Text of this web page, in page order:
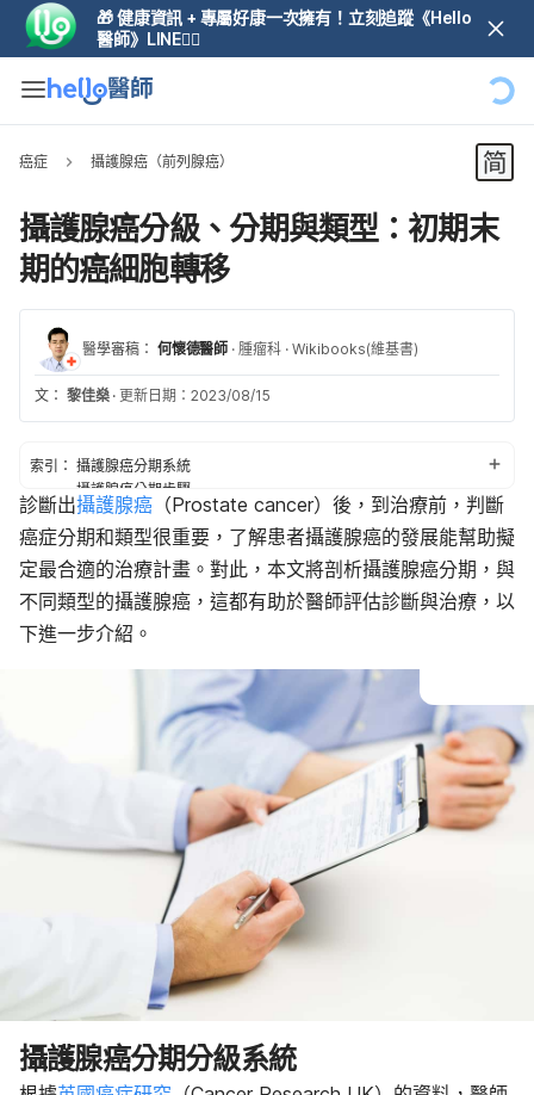
🎁 健康資訊 + 專屬好康一次擁有！立刻追蹤《Hello
醫師》LINE👆🏼
癌症 攝護腺癌（前列腺癌）
攝護腺癌分級、分期與類型：初期末
期的癌細胞轉移
醫學審稿： 何懷德醫師 · 腫瘤科 · Wikibooks(維基書)
文： 黎佳燊 · 更新日期：2023/08/15
索引： 攝護腺癌分期系統
攝護腺癌分期步驟
攝護腺癌分期
攝護腺癌類型
診斷出攝護腺癌 （Prostate cancer）後，到治療前，判斷
癌症分期和類型很重要，了解患者攝護腺癌的發展能幫助擬
定最合適的治療計畫。對此，本文將剖析攝護腺癌分期，與
不同類型的攝護腺癌，這都有助於醫師評估診斷與治療，以
下進一步介紹。
攝護腺癌分期分級系統